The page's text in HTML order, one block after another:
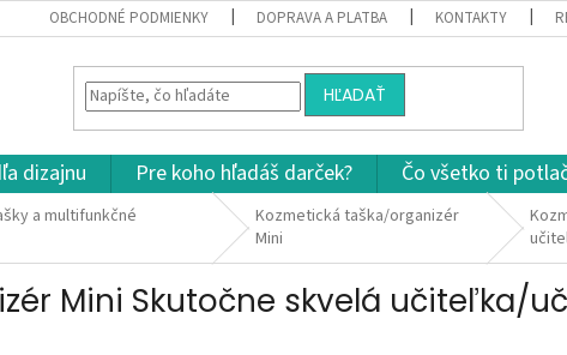
OBCHODNÉ PODMIENKY DOPRAVA A PLATBA KONTAKTY
HĽADAŤ
dizajnu Pre koho hľadáš darček? Čo všetko ti
a multifunkčné
Kozmetická taška/organizér
Mini
Mini Skutočne skvelá učiteľka/